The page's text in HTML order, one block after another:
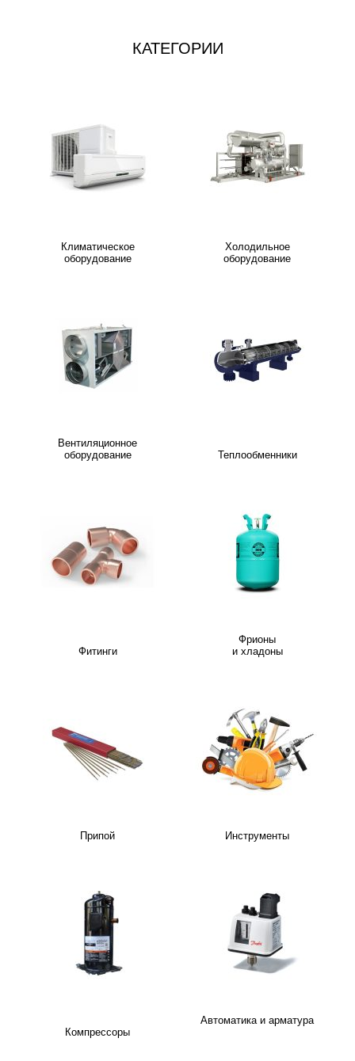
КАТЕГОРИИ
Климатическое
оборудование
Вентиляционное
оборудование
Фитинги
Припой
Компрессоры
Холодильное
оборудование
Теплообменники
Фрионы
и хладоны
Инструменты
Автоматика и арматура